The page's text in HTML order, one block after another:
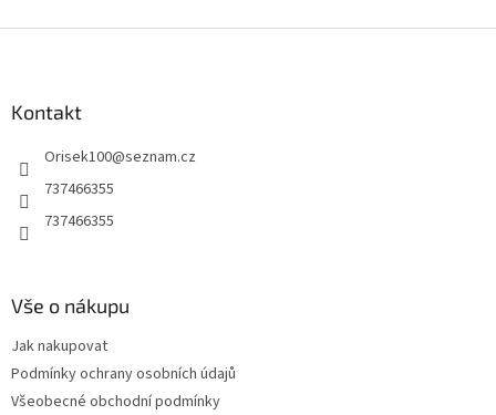
Kontakt
Orisek100@seznam.cz
737466355
737466355
Vše o nákupu
Jak nakupovat
Podmínky ochrany osobních údajů
Všeobecné obchodní podmínky